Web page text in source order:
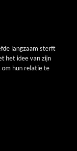
langzaam sterft
het idee van zijn
hun relatie te